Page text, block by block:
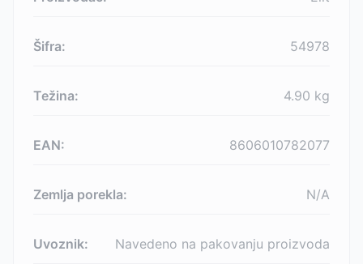
Šifra: 54978
Težina: 4.90 kg
EAN: 8606010782077
Zemlja porekla: N/A
Uvoznik: Navedeno na pakovanju proizvoda